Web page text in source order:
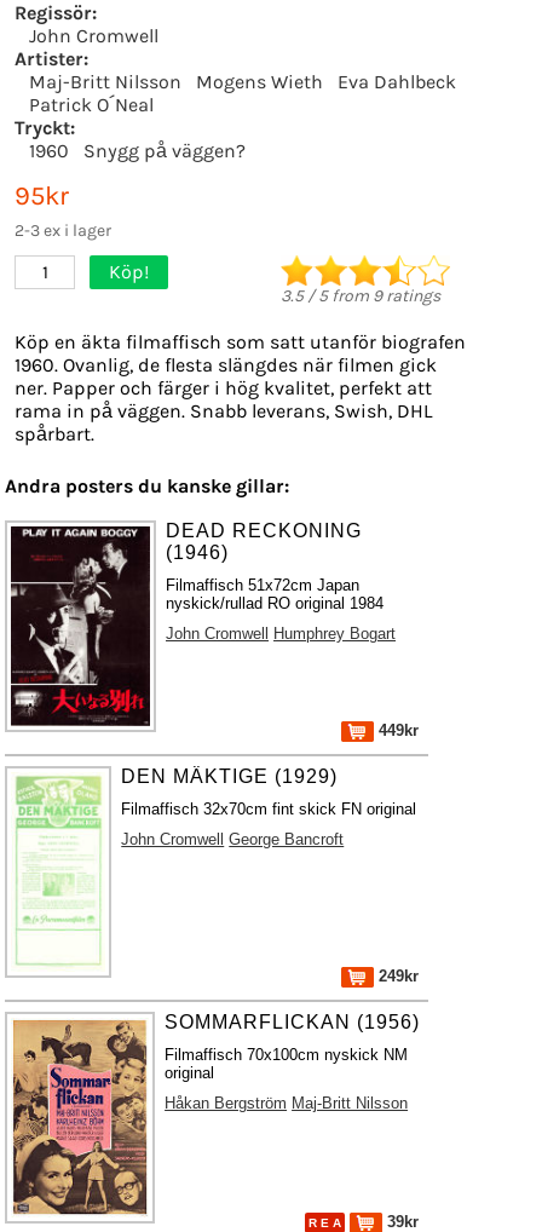
Regissör:
John Cromwell
Artister:
Maj-Britt Nilsson
Mogens Wieth
Eva Dahlbeck
Patrick O´Neal
Tryckt:
1960
Snygg på väggen?
95kr
2-3 ex i lager
1 Köp!
3.5/5from 9ratings
Köp en äkta filmaffisch som satt utanför biografen
1960. Ovanlig, de flesta slängdes när filmen gick
ner. Papper och färger i hög kvalitet, perfekt att
rama in på väggen. Snabb leverans, Swish, DHL
spårbart.
Andra posters du kanske gillar:
DEAD RECKONING
(1946)
Filmaffisch 51x72cm Japan
nyskick/rullad RO original 1984
John Cromwell
Humphrey Bogart
449kr
DEN MÄKTIGE (1929)
Filmaffisch 32x70cm fint skick FN original
John Cromwell
George Bancroft
249kr
SOMMARFLICKAN (1956)
Filmaffisch 70x100cm nyskick NM
original
Håkan Bergström Maj-Britt Nilsson
R E A 39kr